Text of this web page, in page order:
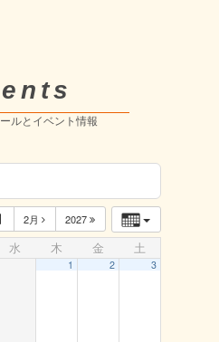
ルとイベント情報
2月 2027
水 木 金 土
1 2 3